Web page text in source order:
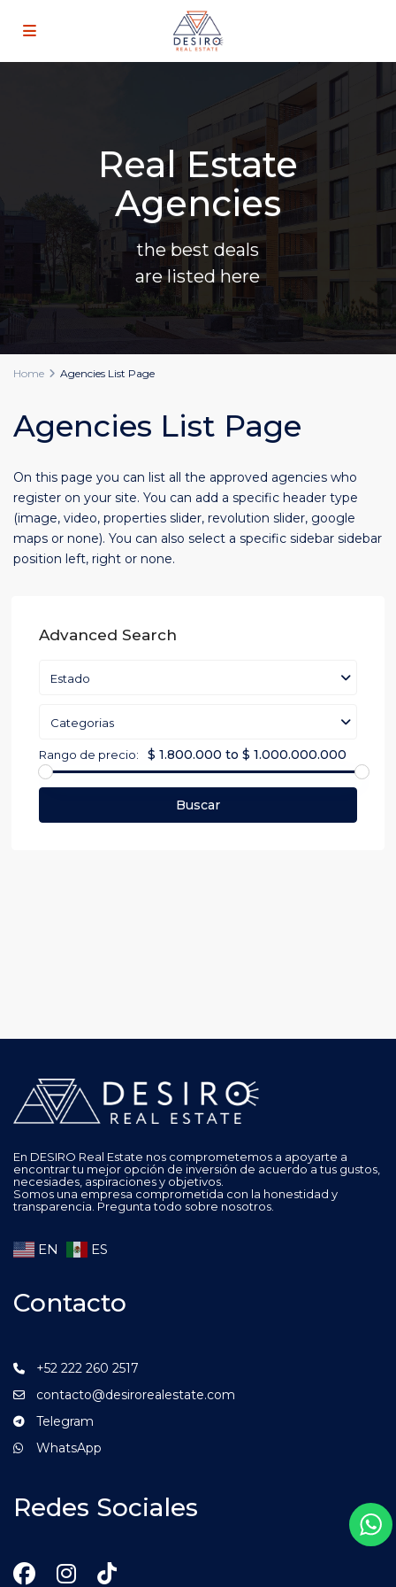
Real Estate
Agencies
the best deals
are listed here
Home Agencies List Page
Agencies List Page
On this page you can list all the approved agencies who
register on your site. You can add a specific header type
(image, video, properties slider, revolution slider, google
maps or none). You can also select a specific sidebar sidebar
position left, right or none.
Advanced Search
Estado
Categorias
Rango de precio: $ 1.800.000 to $ 1.000.000.000
Buscar
En DESIRO Real Estate nos comprometemos a apoyarte a
encontrar tu mejor opción de inversión de acuerdo a tus gustos,
necesiades, aspiraciones y objetivos.
Somos una empresa comprometida con la honestidad y
transparencia. Pregunta todo sobre nosotros.
EN ES
Contacto
+52 222 260 2517
contacto@desirorealestate.com
Telegram
WhatsApp
Redes Sociales